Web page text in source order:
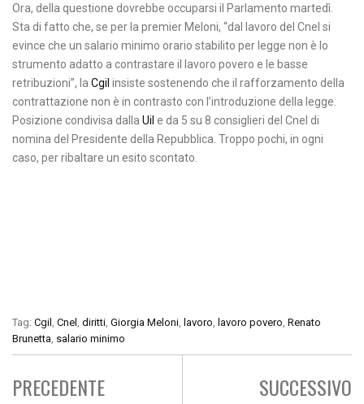
Ora, della questione dovrebbe occuparsi il Parlamento martedì.
Sta di fatto che, se per la premier Meloni, “dal lavoro del Cnel si
evince che un salario minimo orario stabilito per legge non è lo
strumento adatto a contrastare il lavoro povero e le basse
retribuzioni”, la Cgil insiste sostenendo che il rafforzamento della
contrattazione non è in contrasto con l’introduzione della legge.
Posizione condivisa dalla Uil e da 5 su 8 consiglieri del Cnel di
nomina del Presidente della Repubblica. Troppo pochi, in ogni
caso, per ribaltare un esito scontato.
Tag: Cgil Cnel diritti Giorgia Meloni lavoro lavoro povero Renato
Brunetta salario minimo
PRECEDENTE SUCCESSIVO